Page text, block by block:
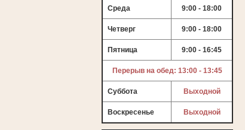
Среда 9:00 - 18:00
Четверг 9:00 - 18:00
Пятница 9:00 - 16:45
Перерыв на обед: 13:00 - 13:45
Суббота Выходной
Воскресенье Выходной